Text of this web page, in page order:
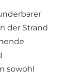
der Strand
sowohl